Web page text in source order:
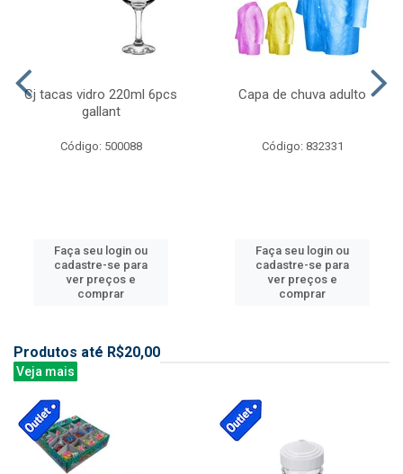
Cj tacas vidro 220ml 6pcs
gallant
Código: 500088
Faça seu login ou
cadastre-se para
ver preços e
comprar
Capa de chuva adulto
Código: 832331
Faça seu login ou
cadastre-se para
ver preços e
comprar
Produtos até R$20,00
Veja mais